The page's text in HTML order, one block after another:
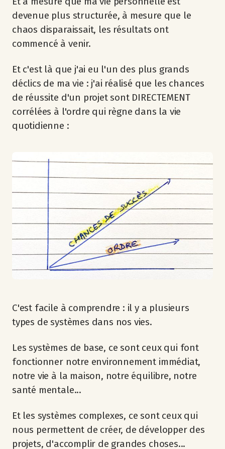
devenue plus structurée, à mesure que le
chaos disparaissait, les résultats ont
commencé à venir.
Et c'est là que j'ai eu l'un des plus grands
déclics de ma vie : j'ai réalisé que les chances
de réussite d'un projet sont DIRECTEMENT
corrélées à l'ordre qui règne dans la vie
quotidienne :
C'est facile à comprendre : il y a plusieurs
types de systèmes dans nos vies.
Les systèmes de base, ce sont ceux qui font
fonctionner notre environnement immédiat,
notre vie à la maison, notre équilibre, notre
santé mentale...
Et les systèmes complexes, ce sont ceux qui
nous permettent de créer, de développer des
projets, d'accomplir de grandes choses...